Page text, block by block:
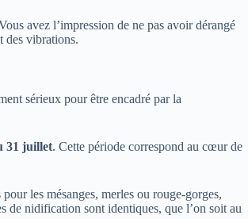
avez l’impression de ne pas avoir dérangé
des vibrations.
sérieux pour être encadré par la
31 juillet. Cette période correspond au cœur de
les mésanges, merles ou rouge-gorges,
de nidification sont identiques, que l’on soit au